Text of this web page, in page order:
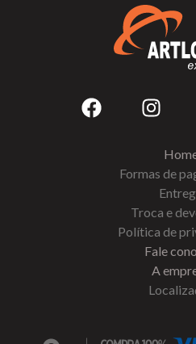
Formas de
Troca e
Política de
Fale
A